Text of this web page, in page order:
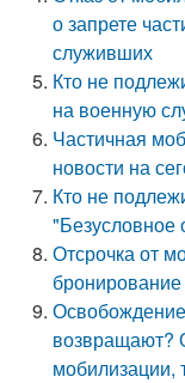
о запрете
служивших
Кто не
на военную
Частичная
новости на
Кто не
"Безусловное
Отсрочка от
возвращают?
мобилизации,